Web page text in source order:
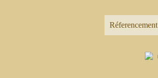
Réferencement